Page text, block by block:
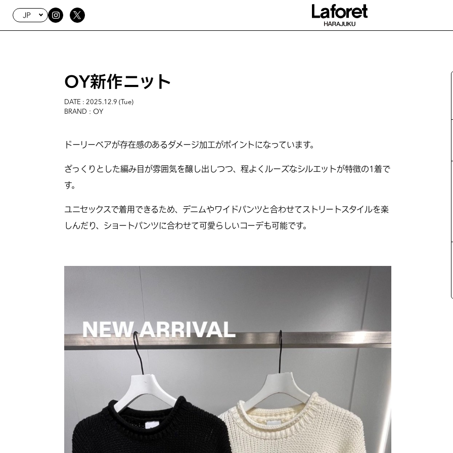
JP
OY新作ニット
DATE : 2025.12.9 (Tue)
BRAND : OY
ドーリーベアが存在感のあるダメージ加工がポイントになっています。
ざっくりとした編み目が雰囲気を醸し出しつつ、程よくルーズなシルエットが特徴の1着で
す。
ユニセックスで着用できるため、デニムやワイドパンツと合わせてストリートスタイルを楽
しんだり、ショートパンツに合わせて可愛らしいコーデも可能です。